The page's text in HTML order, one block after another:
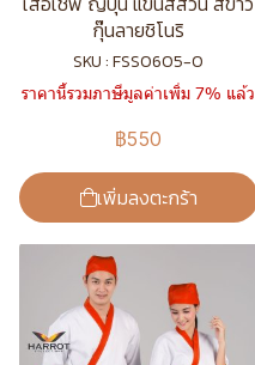
กุ๊นลายชิโนริ
SKU : FSS0605-0
ราคานี้รวมภาษีมูลค่าเพิ่ม 7% แล้ว
฿550
เพิ่มลงตะกร้า